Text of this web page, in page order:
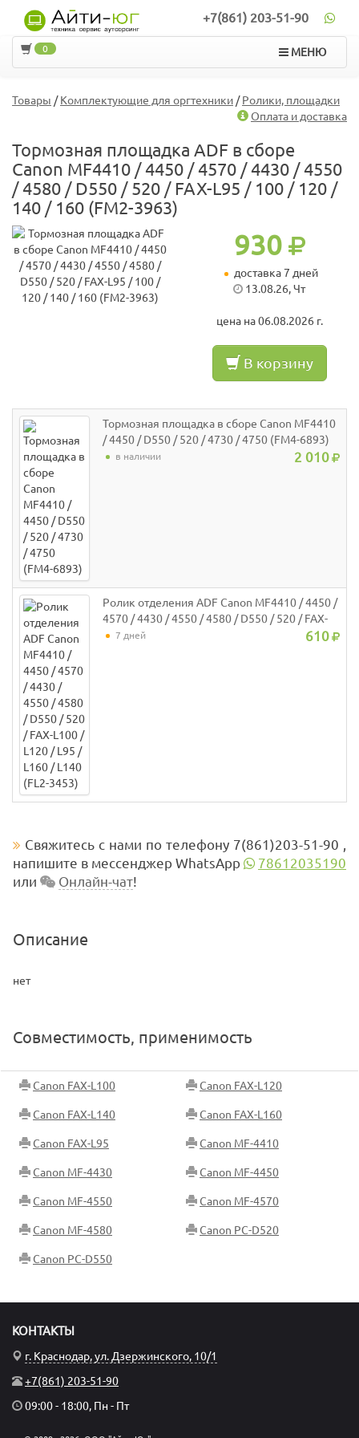
+7(861) 203-51-90
МЕНЮ
0
Товары /Комплектующие для оргтехники/Ролики, площадки
Оплата и доставка
Тормозная площадка ADF в сборе
Canon MF4410 / 4450 / 4570 / 4430 / 4550
/ 4580 / D550 / 520 / FAX-L95 / 100 / 120 /
140 / 160 (FM2-3963)
930
доставка 7 дней
13.08.26, Чт
цена на 06.08.2026 г.
В корзину
Тормозная площадка в сборе Canon MF4410
/ 4450 / D550 / 520 / 4730 / 4750 (FM4-6893)
в наличии 2 010
Ролик отделения ADF Canon MF4410 / 4450 /
4570 / 4430 / 4550 / 4580 / D550 / 520 / FAX-
L100 / L120 / L95 / L160 / L140 (FL2-3453)
7 дней 610
Свяжитесь с нами по телефону 7(861)203-51-90 ,
напишите в мессенджер WhatsApp
78612035190
или
Онлайн-чат!
Описание
нет
Совместимость, применимость
Canon FAX-L100 Canon FAX-L120
Canon FAX-L140 Canon FAX-L160
Canon FAX-L95 Canon MF-4410
Canon MF-4430 Canon MF-4450
Canon MF-4550 Canon MF-4570
Canon MF-4580 Canon PC-D520
Canon PC-D550
КОНТАКТЫ
г. Краснодар, ул. Дзержинского, 10/1
+7(861) 203-51-90
09:00 - 18:00, Пн - Пт